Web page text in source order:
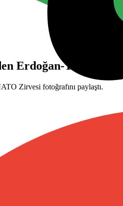
Erdoğan-Trump
Zirvesi fotoğrafını paylaştı.